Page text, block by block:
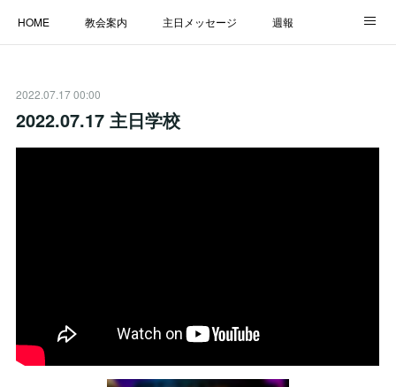
HOME 教会案内 主日メッセージ 週報
2022.07.17 00:00
2022.07.17 主日学校